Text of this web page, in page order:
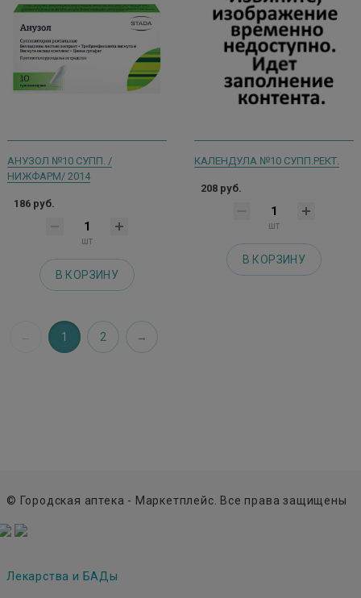
АНУЗОЛ №10 СУПП. /
НИЖФАРМ/ 2014
186 руб.
шт
В КОРЗИНУ
КАЛЕНДУЛА №10 СУПП.РЕКТ.
208 руб.
шт
В КОРЗИНУ
1 2
© Городская аптека - Маркетплейс. Все права защищены
Лекарства и БАДы